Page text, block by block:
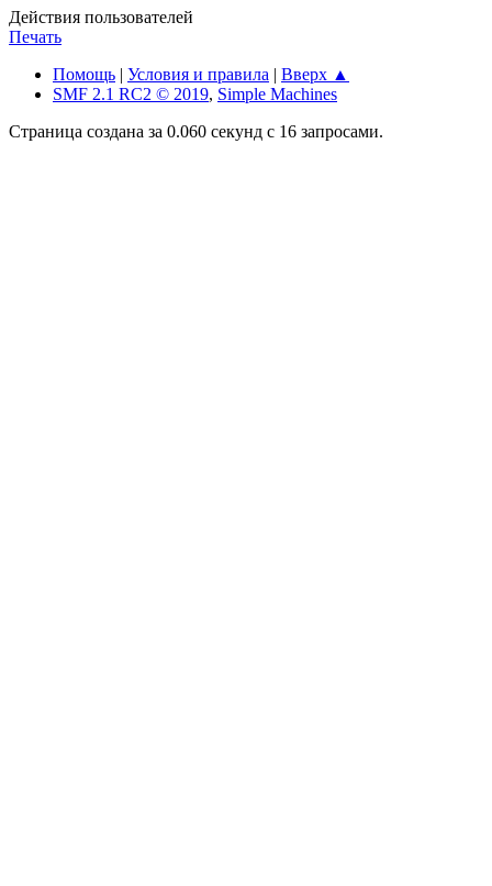
Действия пользователей
Печать
Помощь | Условия и правила | Вверх ▲
SMF 2.1 RC2 © 2019, Simple Machines
Страница создана за 0.060 секунд с 16 запросами.